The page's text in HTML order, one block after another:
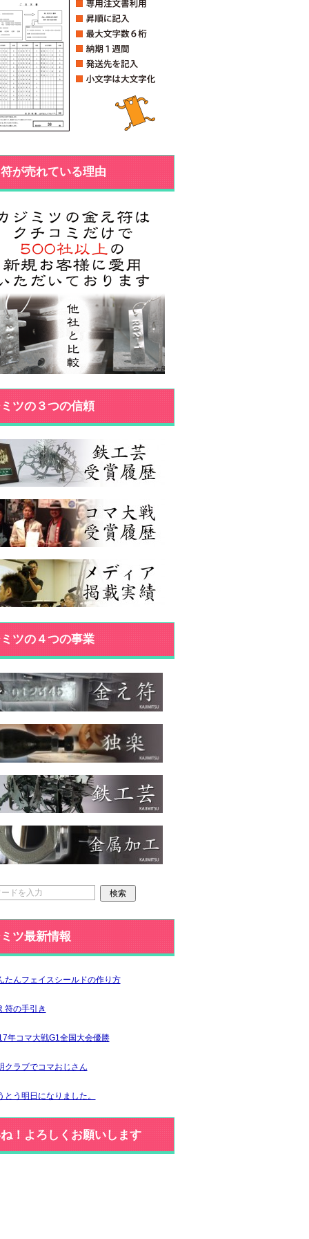
が売れている理由
ツの３つの信頼
ツの４つの事業
ツ最新情報
たんフェイスシールドの作り方
符の手引き
年コマ大戦G1全国大会優勝
クラブでコマおじさん
とう明日になりました。
！よろしくお願いします